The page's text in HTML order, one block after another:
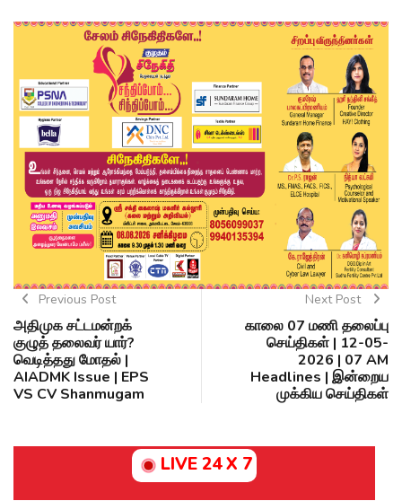
Previous Post
அதிமுக சட்டமன்றக்
குழுத் தலைவர் யார்?
வெடித்தது மோதல் |
AIADMK Issue | EPS
VS CV Shanmugam
Next Post
காலை 07 மணி தலைப்பு
செய்திகள் | 12-05-
2026 | 07 AM
Headlines | இன்றைய
முக்கிய செய்திகள்
LIVE 24 X 7